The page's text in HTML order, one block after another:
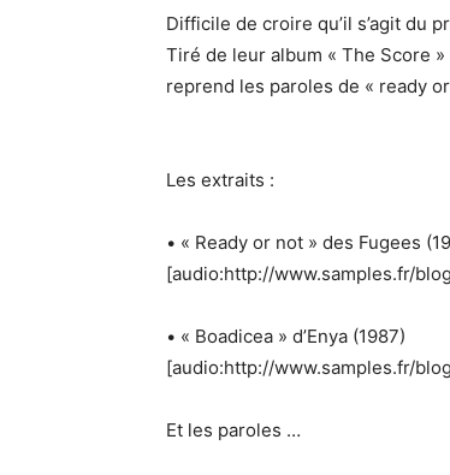
Difficile de croire qu’il s’agit du
Tiré de leur album « The Score »
reprend les paroles de « ready
Les extraits :
• « Ready or not » des Fugees
[audio:http://www.samples.fr/
• « Boadicea » d’Enya (1987)
[audio:http://www.samples.fr/
Et les paroles …